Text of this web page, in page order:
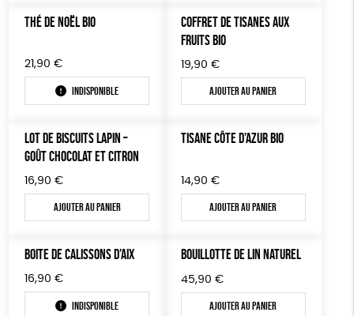
THÉ DE NOËL BIO
21,90 €
Indisponible
COFFRET DE TISANES AUX
FRUITS BIO
19,90 €
Ajouter au panier
LOT DE BISCUITS LAPIN –
GOÛT CHOCOLAT ET CITRON
16,90 €
Ajouter au panier
TISANE CÔTE D’AZUR BIO
14,90 €
Ajouter au panier
BOITE DE CALISSONS D’AIX
16,90 €
Indisponible
BOUILLOTTE DE LIN NATUREL
45,90 €
Ajouter au panier